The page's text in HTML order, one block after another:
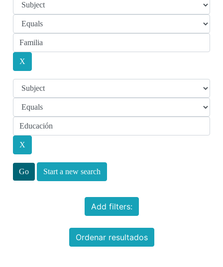
Start a new search
Add filters:
Ordenar resultados